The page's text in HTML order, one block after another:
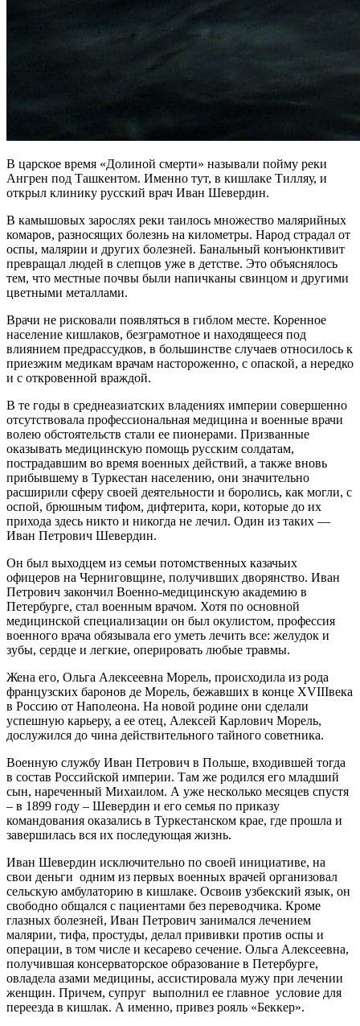
В царское время «Долиной смерти» называли пойму реки
Ангрен под Ташкентом. Именно тут, в кишлаке Тилляу, и
открыл клинику русский врач Иван Шевердин.
В камышовых зарослях реки таилось множество малярийных
комаров, разносящих болезнь на километры. Народ страдал от
оспы, малярии и других болезней. Банальный конъюнктивит
превращал людей в слепцов уже в детстве. Это объяснялось
тем, что местные почвы были напичканы свинцом и другими
цветными металлами.
Врачи не рисковали появляться в гиблом месте. Коренное
население кишлаков, безграмотное и находящееся под
влиянием предрассудков, в большинстве случаев относилось к
приезжим медикам врачам настороженно, с опаской, а нередко
и с откровенной враждой.
В те годы в среднеазиатских владениях империи совершенно
отсутствовала профессиональная медицина и военные врачи
волею обстоятельств стали ее пионерами. Призванные
оказывать медицинскую помощь русским солдатам,
пострадавшим во время военных действий, а также вновь
прибывшему в Туркестан населению, они значительно
расширили сферу своей деятельности и боролись, как могли, с
оспой, брюшным тифом, дифтерита, кори, которые до их
прихода здесь никто и никогда не лечил. Один из таких —
Иван Петрович Шевердин.
Он был выходцем из семьи потомственных казачьих
офицеров на Черниговщине, получивших дворянство. Иван
Петрович закончил Военно-медицинскую академию в
Петербурге, стал военным врачом. Хотя по основной
медицинской специализации он был окулистом, профессия
военного врача обязывала его уметь лечить все: желудок и
зубы, сердце и легкие, оперировать любые травмы.
Жена его, Ольга Алексеевна Морель, происходила из рода
французских баронов де Морель, бежавших в конце XVIIIвека
в Россию от Наполеона. На новой родине они сделали
успешную карьеру, а ее отец, Алексей Карлович Морель,
дослужился до чина действительного тайного советника.
Военную службу Иван Петрович в Польше, входившей тогда
в состав Российской империи. Там же родился его младший
сын, нареченный Михаилом. А уже несколько месяцев спустя
– в 1899 году – Шевердин и его семья по приказу
командования оказались в Туркестанском крае, где прошла и
завершилась вся их последующая жизнь.
Иван Шевердин исключительно по своей инициативе, на
свои деньги одним из первых военных врачей организовал
сельскую амбулаторию в кишлаке. Освоив узбекский язык, он
свободно общался с пациентами без переводчика. Кроме
глазных болезней, Иван Петрович занимался лечением
малярии, тифа, простуды, делал прививки против оспы и
операции, в том числе и кесарево сечение. Ольга Алексеевна,
получившая консерваторское образование в Петербурге,
овладела азами медицины, ассистировала мужу при лечении
женщин. Причем, супруг выполнил ее главное условие для
переезда в кишлак. А именно, привез рояль «Беккер».